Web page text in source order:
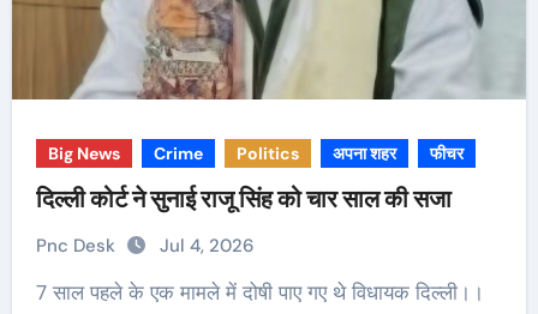
Big News Crime Politics अपना शहर फीचर
दिल्ली कोर्ट ने सुनाई राजू सिंह को चार साल की सजा
Pnc Desk Jul 4, 2026
7 साल पहले के एक मामले में दोषी पाए गए थे विधायक दिल्ली।।